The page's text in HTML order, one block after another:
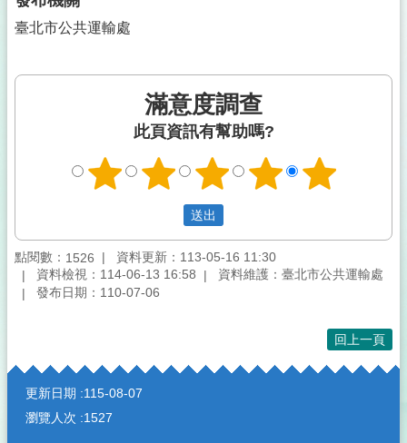
臺北市公共運輸處
滿意度調查
此頁資訊有幫助嗎?
點閱數： 1526
資料更新：113-05-16 11:30
資料檢視：114-06-13 16:58
資料維護：臺北市公共運輸處
發布日期：110-07-06
回上一頁
:::
更新日期
115-08-07
瀏覽人次
1527